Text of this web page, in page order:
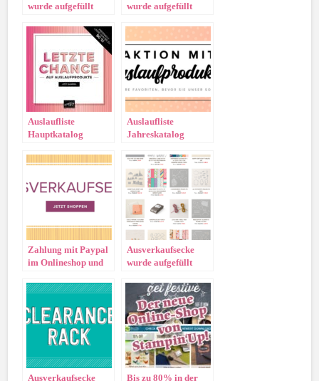
wurde aufgefüllt
wurde aufgefüllt
Auslaufliste
Hauptkatalog
Auslaufliste
Jahreskatalog
Zahlung mit Paypal
im Onlineshop und
Ausverkaufsecke!!
Ausverkaufsecke
wurde aufgefüllt
Ausverkaufsecke Bis zu 80% in der